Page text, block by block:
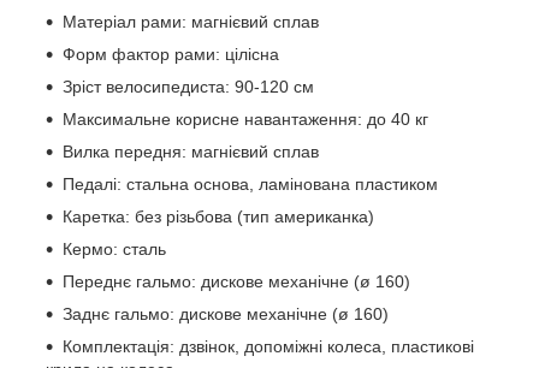
Матеріал рами: магнієвий сплав
Форм фактор рами: цілісна
Зріст велосипедиста: 90-120 см
Максимальне корисне навантаження: до 40 кг
Вилка передня: магнієвий сплав
Педалі: стальна основа, ламінована пластиком
Каретка: без різьбова (тип американка)
Кермо: сталь
Переднє гальмо: дискове механічне (ø 160)
Заднє гальмо: дискове механічне (ø 160)
Комплектація: дзвінок, допоміжні колеса, пластикові